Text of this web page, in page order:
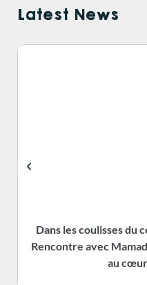
Latest News
Dans les coulisses du
Rencontre avec
au